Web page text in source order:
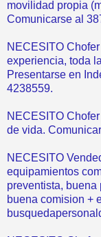
movilidad propia
Comunicarse al
NECESITO
experiencia, toda
Presentarse en
4238559.
NECESITO
de vida.
NECESITO
equipamientos
preventista,
buena comision +